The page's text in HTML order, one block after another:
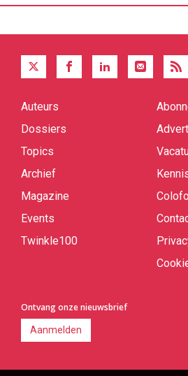
Quick
Auteurs
Dossiers
Topics
Archief
Magazine
Events
Twinkle100
Ontvang onze nieuwsbrief
Aanmelden